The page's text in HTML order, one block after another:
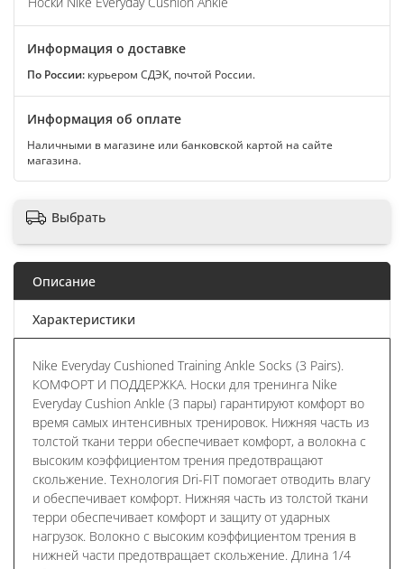
Информация о доставке
По России: курьером СДЭК, почтой России.
Информация об оплате
Наличными в магазине или банковской картой на сайте
магазина.
Выбрать
Описание
Характеристики
Nike Everyday Cushioned Training Ankle Socks (3 Pairs).
КОМФОРТ И ПОДДЕРЖКА. Носки для тренинга Nike
Everyday Cushion Ankle (3 пары) гарантируют комфорт во
время самых интенсивных тренировок. Нижняя часть из
толстой ткани терри обеспечивает комфорт, а волокна с
высоким коэффициентом трения предотвращают
скольжение. Технология Dri-FIT помогает отводить влагу
и обеспечивает комфорт. Нижняя часть из толстой ткани
терри обеспечивает комфорт и защиту от ударных
нагрузок. Волокно с высоким коэффициентом трения в
нижней части предотвращает скольжение. Длина 1/4